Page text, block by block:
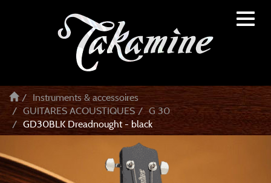
Instruments & accessoires
GUITARES ACOUSTIQUES
G 30
GD30BLK Dreadnought - black